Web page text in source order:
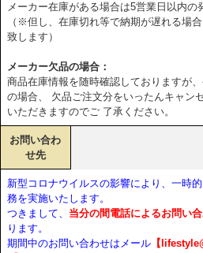
メーカー在庫がある場合は5営業日以内の
（※但し、在庫切れ等で納期が遅れる場
致します）
メーカー欠品の場合：
商品在庫情報を随時確認しておりますが
の場合、 欠品ご注文分をいったんキャン
いただきますのでご 了承ください。
お問い合わ
せ先
新型コロナウイルスの影響により、一時
務を実施いたします。
つきまして、 当分の間電話によるお問い
ります。
期間中のお問い合わせはメール 【